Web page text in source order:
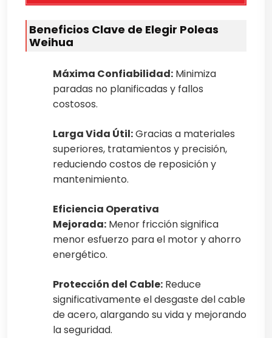
Beneficios Clave de Elegir Poleas
Weihua
Máxima Confiabilidad: Minimiza
paradas no planificadas y fallos
costosos.
Larga Vida Útil:Gracias a materiales
superiores, tratamientos y precisión,
reduciendo costos de reposición y
mantenimiento.
Eficiencia Operativa
Mejorada: Menor fricción significa
menor esfuerzo para el motor y ahorro
energético.
Protección del Cable: Reduce
significativamente el desgaste del cable
de acero, alargando su vida y mejorando
la seguridad.